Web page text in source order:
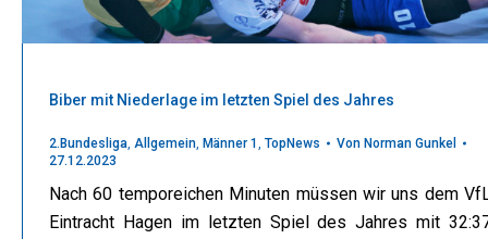
Biber mit Niederlage im letzten Spiel des Jahres
2.Bundesliga, Allgemein, Männer 1 , TopNews Von Norman Gunkel
27.12.2023
Nach 60 temporeichen Minuten müssen wir uns dem
Eintracht Hagen im letzten Spiel des Jahres mit